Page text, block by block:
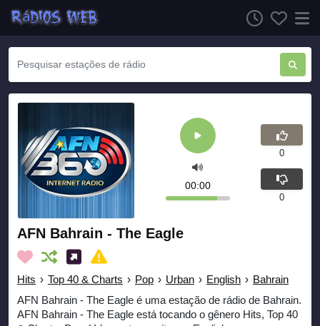
AFN Bahrain - The Eagle
Hits › Top 40 & Charts › Pop › Urban › English › Bahrain
AFN Bahrain - The Eagle é uma estação de rádio de Bahrain.
AFN Bahrain - The Eagle está tocando o gênero Hits, Top 40
00:00
0
0